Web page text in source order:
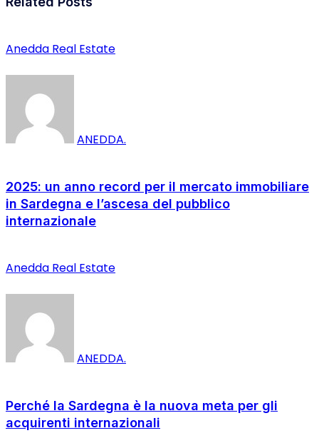
Anedda Real Estate
ANEDDA.
2025: un anno record per il mercato immobiliare
in Sardegna e l’ascesa del pubblico
internazionale
Anedda Real Estate
ANEDDA.
Perché la Sardegna è la nuova meta per gli
acquirenti internazionali